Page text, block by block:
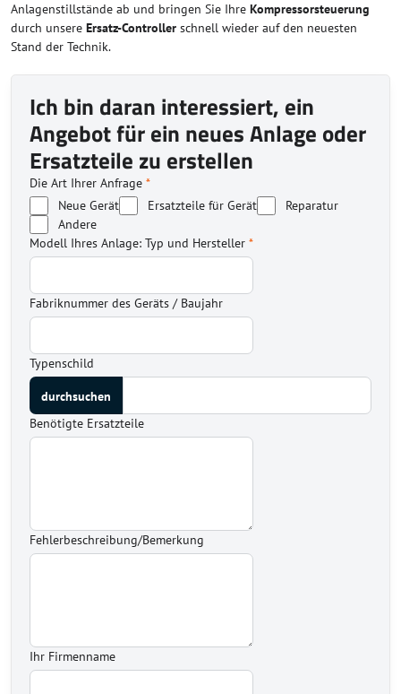
Anlagenstillstände ab und bringen Sie Ihre Kompressorsteuerung
durch unsere Ersatz-Controller schnell wieder auf den neuesten
Stand der Technik.
Ich bin daran interessiert, ein
Angebot für ein neues Anlage oder
Ersatzteile zu erstellen
Die Art Ihrer Anfrage *
Neue Gerät
Ersatzteile für Gerät
Reparatur
Andere
Modell Ihres Anlage: Typ und Hersteller *
Fabriknummer des Geräts / Baujahr
Typenschild
Benötigte Ersatzteile
Fehlerbeschreibung/Bemerkung
Ihr Firmenname